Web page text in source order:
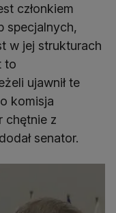
członkiem
specjalnych,
w jej strukturach
to
ujawnił te
komisja
chętnie z
senator.